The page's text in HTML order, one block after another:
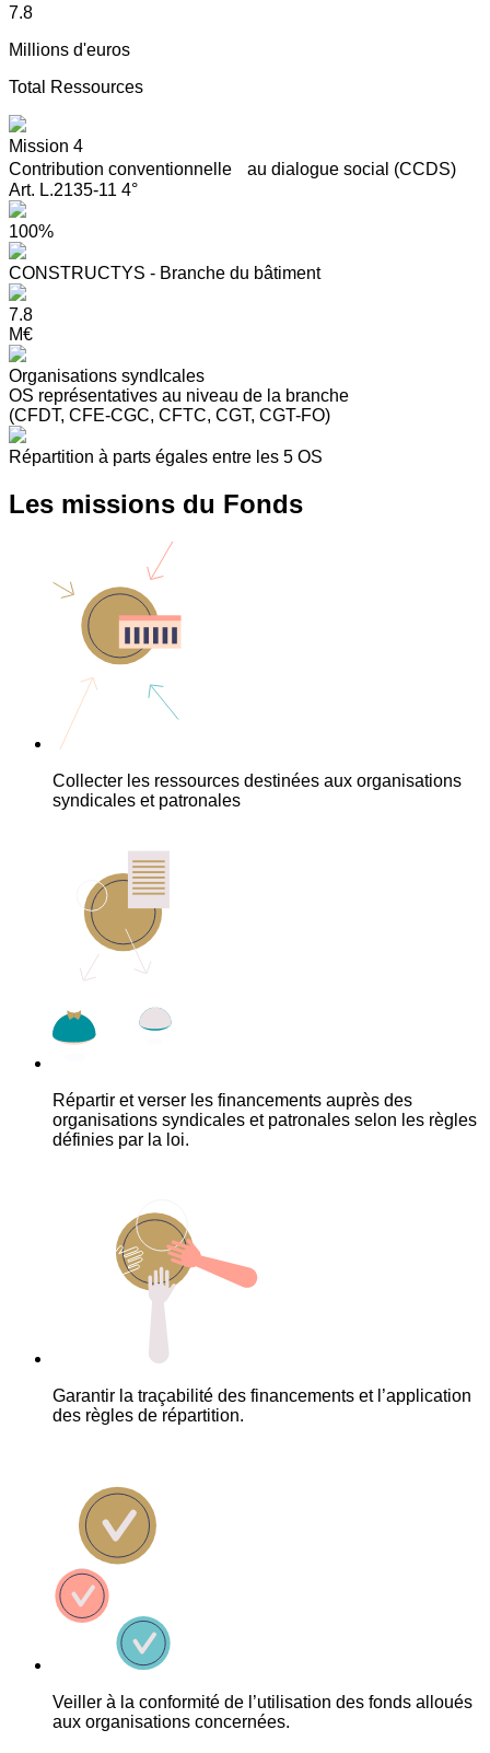
7.8
Millions d'euros
Total Ressources
Mission 4
Contribution conventionnelle au dialogue social (CCDS)
Art. L.2135-11 4°
100%
CONSTRUCTYS - Branche du bâtiment
7.8
M€
Organisations syndIcales
OS représentatives au niveau de la branche
(CFDT, CFE-CGC, CFTC, CGT, CGT-FO)
Répartition à parts égales entre les 5 OS
Les missions du Fonds
Collecter les ressources destinées aux organisations
syndicales et patronales
Répartir et verser les financements auprès des
organisations syndicales et patronales selon les règles
définies par la loi.
Garantir la traçabilité des financements et l’application
des règles de répartition.
Veiller à la conformité de l’utilisation des fonds alloués
aux organisations concernées.